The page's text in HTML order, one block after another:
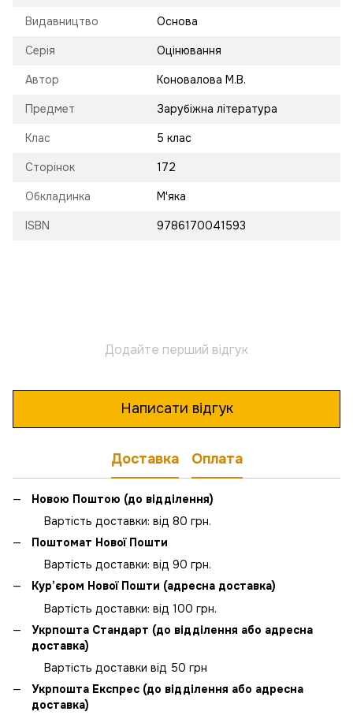
Видавництво Основа
Серія Оцінювання
Автор Коновалова М.В.
Предмет Зарубіжна література
Клас 5 клас
Сторінок 172
Обкладинка М'яка
ISBN 9786170041593
Додайте перший відгук
Написати відгук
Доставка Оплата
Новою Поштою (до відділення)
Вартість доставки: від 80 грн.
Поштомат Нової Пошти
Вартість доставки: від 90 грн.
Кур’єром Нової Пошти (адресна доставка)
Вартість доставки: від 100 грн.
Укрпошта Стандарт (до відділення або адресна
доставка)
Вартість доставки від 50 грн
Укрпошта Експрес (до відділення або адресна
доставка)